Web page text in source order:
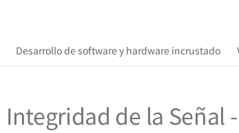
Desarrollo de software y hardware incrustado
Integridad de la Señal